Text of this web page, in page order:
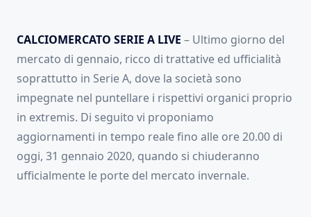
CALCIOMERCATO SERIE A LIVE – Ultimo giorno del
mercato di gennaio, ricco di trattative ed ufficialità
soprattutto in Serie A, dove la società sono
impegnate nel puntellare i rispettivi organici proprio
in extremis. Di seguito vi proponiamo
aggiornamenti in tempo reale fino alle ore 20.00 di
oggi, 31 gennaio 2020, quando si chiuderanno
ufficialmente le porte del mercato invernale.